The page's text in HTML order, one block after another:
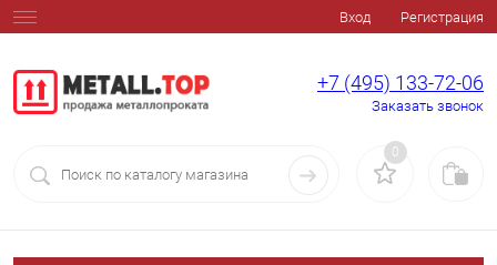
Вход Регистрация
+7 (495) 133-72-06
Заказать звонок
0